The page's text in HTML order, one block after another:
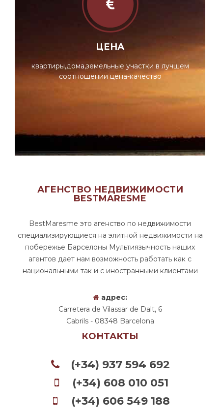
ЦЕНА
квартиры,дома,земельные участки в лучшем
соотношении цена-качество
АГЕНСТВО НЕДВИЖИМОСТИ
BESTMARESME
BestMaresme это агенство по недвижимости
специализирующиеся на элитной недвижимости на
побережье Барселоны Мультиязычность наших
агентов дает нам возможность работать как с
национальными так и с иностранными клиентами
адрес:
Carretera de Vilassar de Dalt, 6
Cabrils - 08348 Barcelona
КОНТАКТЫ
(+34) 937 594 692
(+34) 608 010 051
(+34) 606 549 188